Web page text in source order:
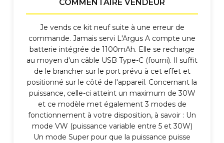
COMMENTAIRE VENDEUR
Je vends ce kit neuf suite à une erreur de
commande. Jamais servi L'Argus A compte une
batterie intégrée de 1100mAh. Elle se recharge
au moyen d'un câble USB Type-C (fourni). Il suffit
de le brancher sur le port prévu à cet effet et
positionné sur le côté de l'appareil. Concernant la
puissance, celle-ci atteint un maximum de 30W
et ce modèle met également 3 modes de
fonctionnement à votre disposition, à savoir : Un
mode VW (puissance variable entre 5 et 30W)
Un mode Super pour que la puissance puisse